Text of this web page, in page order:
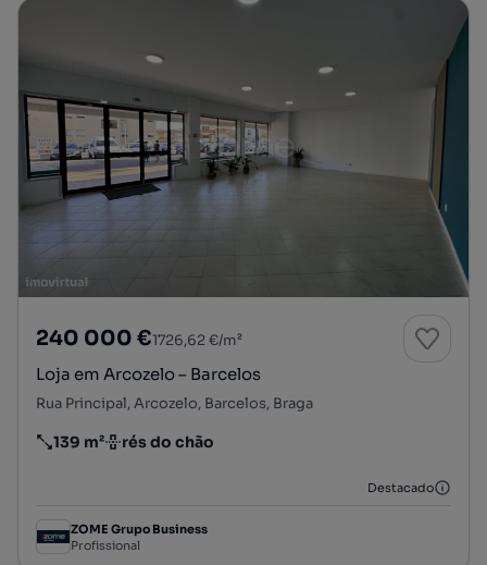
240 000 €1726,62 €/m²
Loja em Arcozelo – Barcelos
Rua Principal, Arcozelo, Barcelos, Braga
Preço por metro quadrado
139 m²
Andar rés do chão
Destacado
ZOME Grupo Business
Profissional